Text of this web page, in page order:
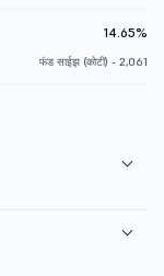
14.65%
फंड साईझ (कोटी) - 2,061